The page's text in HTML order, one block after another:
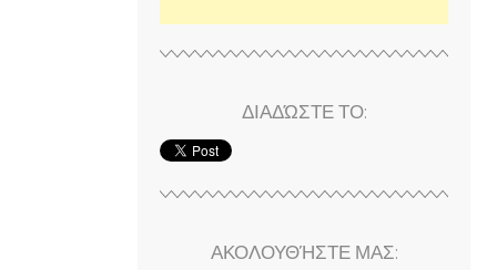
ΔΙΑΔΏΣΤΕ ΤΟ:
ΑΚΟΛΟΥΘΉΣΤΕ ΜΑΣ: